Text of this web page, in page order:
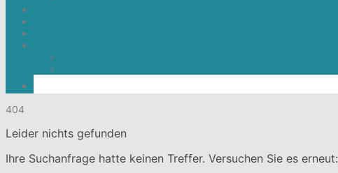
404
Leider nichts gefunden
Ihre Suchanfrage hatte keinen Treffer. Versuchen Sie es erneut: